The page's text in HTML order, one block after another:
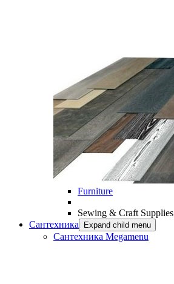
Furniture
Sewing & Craft Supplies
Сантехника
Expand child menu
Сантехника Megamenu